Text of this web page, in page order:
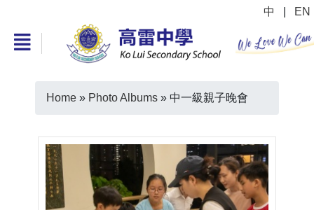
中 EN
Home » Photo Albums » 中一級親子晚會